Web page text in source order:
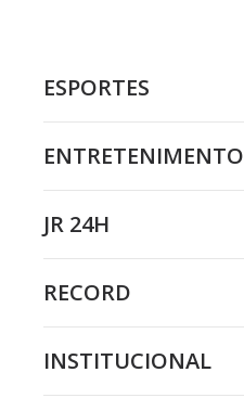
ESPORTES
ENTRETENIMENTO
JR 24H
RECORD
INSTITUCIONAL